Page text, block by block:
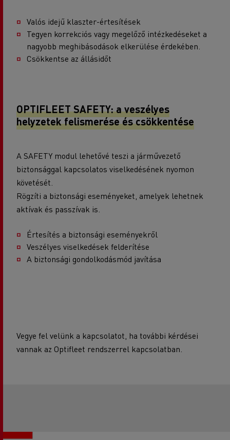
Valós idejű klaszter-értesítések
Tegyen korrekciós vagy megelőző intézkedéseket a
nagyobb meghibásodások elkerülése érdekében.
Csökkentse az állásidőt
OPTIFLEET SAFETY: a veszélyes
helyzetek felismerése és csökkentése
A SAFETY modul lehetővé teszi a járművezető
biztonsággal kapcsolatos viselkedésének nyomon
követését.
Rögzíti a biztonsági eseményeket, amelyek lehetnek
aktívak és passzívak is.
Értesítés a biztonsági eseményekről
Veszélyes viselkedések felderítése
A biztonsági gondolkodásmód javítása
Vegye fel velünk a kapcsolatot, ha további kérdései
vannak az Optifleet rendszerrel kapcsolatban.